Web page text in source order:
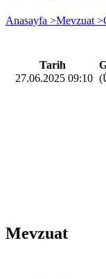
Anasayfa >Mevzuat >
Tarih
27.06.2025 09:10
Mevzuat